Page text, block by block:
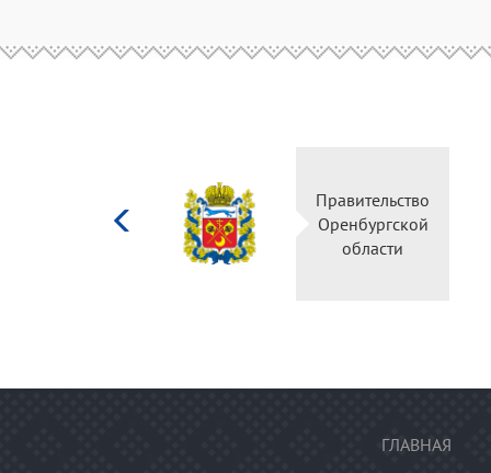
Правительство
Оренбургской
области
ГЛАВНАЯ